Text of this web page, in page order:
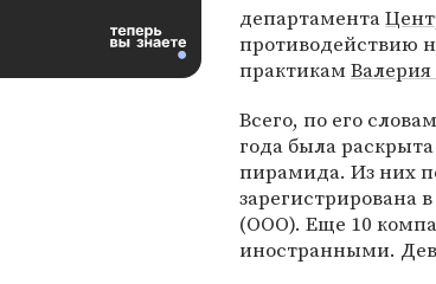
департамента
противодействию
практикам
Всего, по его
года была
пирамида. Из них
зарегистрирована
(ООО). Еще 10
иностранными.